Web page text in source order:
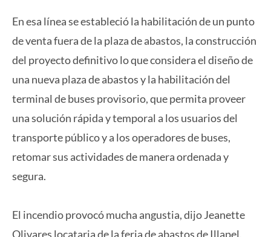
En esa línea se estableció la habilitación de un punto
de venta fuera de la plaza de abastos, la construcción
del proyecto definitivo lo que considera el diseño de
una nueva plaza de abastos y la habilitación del
terminal de buses provisorio, que permita proveer
una solución rápida y temporal a los usuarios del
transporte público y a los operadores de buses,
retomar sus actividades de manera ordenada y
segura.
El incendio provocó mucha angustia, dijo Jeanette
Olivares locataria de la feria de abastos de Illapel.